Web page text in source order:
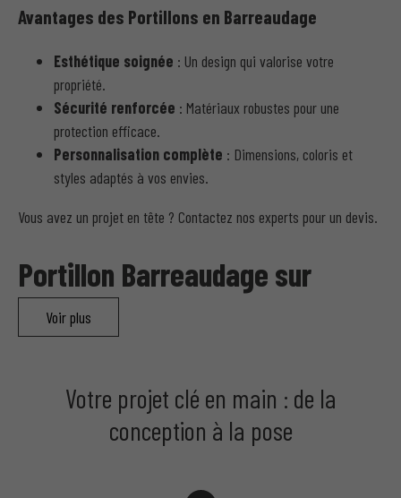
Avantages des Portillons en Barreaudage
Esthétique soignée : Un design qui valorise votre
propriété.
Sécurité renforcée : Matériaux robustes pour une
protection efficace.
Personnalisation complète : Dimensions, coloris et
styles adaptés à vos envies.
Vous avez un projet en tête ? Contactez nos experts pour un devis.
Portillon Barreaudage sur
Mesure – Une Solution
Pourquoi Opter pour un Portillon
Barreaudage sur Mesure ?
Voir plus
Votre projet clé en main : de la
conception à la pose